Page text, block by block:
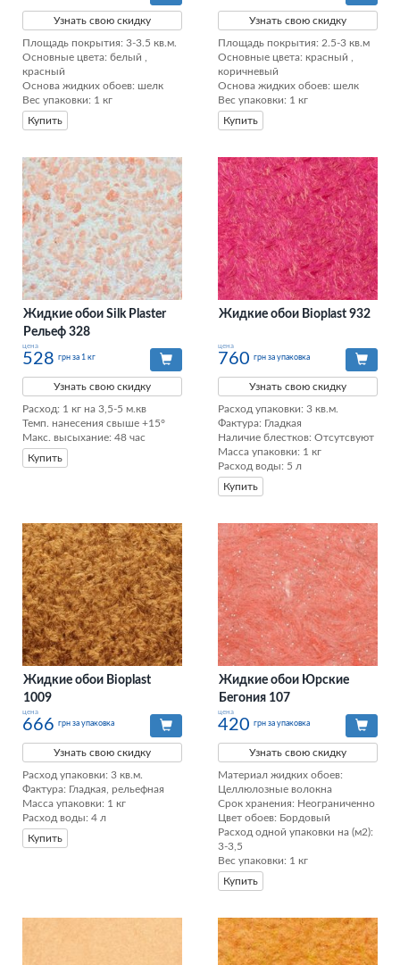
Узнать свою скидку
Площадь покрытия: 3-3.5 кв.м.
Основные цвета: белый ,
красный
Основа жидких обоев: шелк
Вес упаковки: 1 кг
Купить
Узнать свою скидку
Площадь покрытия: 2.5-3 кв.м
Основные цвета: красный ,
коричневый
Основа жидких обоев: шелк
Вес упаковки: 1 кг
Купить
Жидкие обои Silk Plaster
Рельеф 328
цена
528 грн за 1 кг
Узнать свою скидку
Расход: 1 кг на 3,5-5 м.кв
Темп. нанесения свыше +15°
Макс. высыхание: 48 час
Купить
Жидкие обои Bioplast 932
цена
760 грн за упаковка
Узнать свою скидку
Расход упаковки: 3 кв.м.
Фактура: Гладкая
Наличие блестков: Отсутсвуют
Масса упаковки: 1 кг
Расход воды: 5 л
Купить
Жидкие обои Bioplast
1009
цена
666 грн за упаковка
Узнать свою скидку
Расход упаковки: 3 кв.м.
Фактура: Гладкая, рельефная
Масса упаковки: 1 кг
Расход воды: 4 л
Купить
Жидкие обои Юрские
Бегония 107
цена
420 грн за упаковка
Узнать свою скидку
Материал жидких обоев:
Целлюлозные волокна
Срок хранения: Неограниченно
Цвет обоев: Бордовый
Расход одной упаковки на (м2):
3-3,5
Вес упаковки: 1 кг
Купить